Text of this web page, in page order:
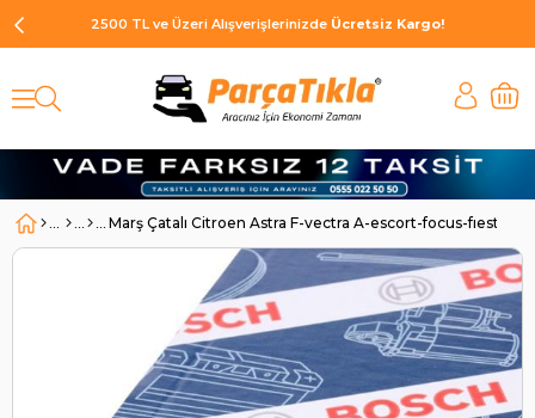
2500 TL ve Üzeri Alışverişlerinizde Ücretsiz Kargo!
Marş Çatalı Citroen Astra F-vectra A-escort-focus-fıesta